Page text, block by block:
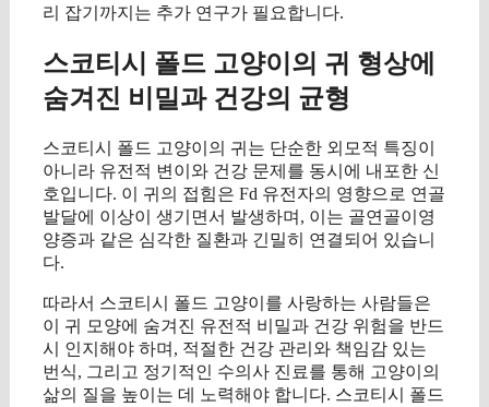
리 잡기까지는 추가 연구가 필요합니다.
스코티시 폴드 고양이의 귀 형상에
숨겨진 비밀과 건강의 균형
스코티시 폴드 고양이의 귀는 단순한 외모적 특징이
아니라 유전적 변이와 건강 문제를 동시에 내포한 신
호입니다. 이 귀의 접힘은 Fd 유전자의 영향으로 연골
발달에 이상이 생기면서 발생하며, 이는 골연골이영
양증과 같은 심각한 질환과 긴밀히 연결되어 있습니
다.
따라서 스코티시 폴드 고양이를 사랑하는 사람들은
이 귀 모양에 숨겨진 유전적 비밀과 건강 위험을 반드
시 인지해야 하며, 적절한 건강 관리와 책임감 있는
번식, 그리고 정기적인 수의사 진료를 통해 고양이의
삶의 질을 높이는 데 노력해야 합니다. 스코티시 폴드